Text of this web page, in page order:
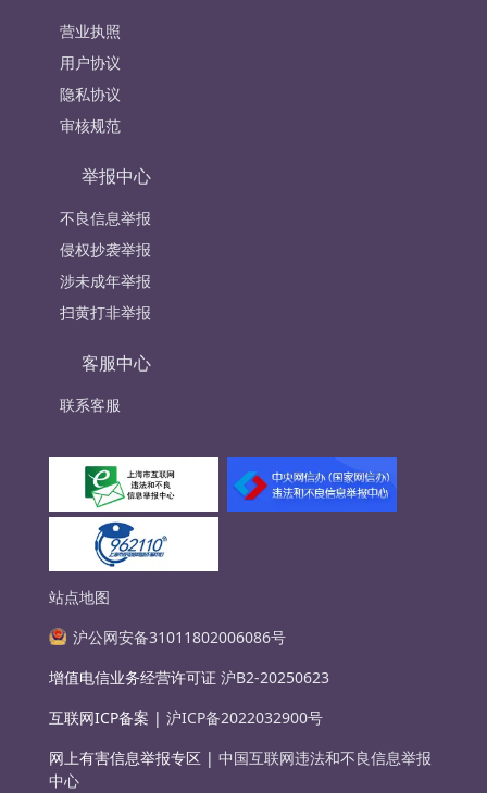
营业执照
用户协议
隐私协议
审核规范
举报中心
不良信息举报
侵权抄袭举报
涉未成年举报
扫黄打非举报
客服中心
联系客服
站点地图
沪公网安备31011802006086号
增值电信业务经营许可证 沪B2-20250623
互联网ICP备案 | 沪ICP备2022032900号
网上有害信息举报专区 | 中国互联网违法和不良信息举报
中心